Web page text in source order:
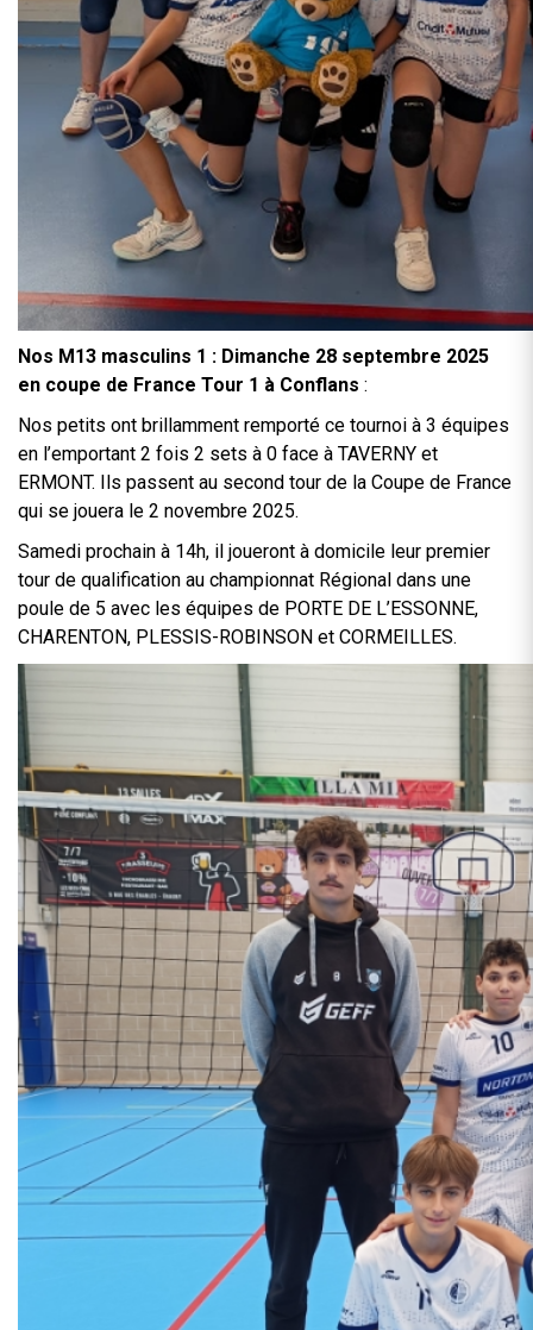
Nos M13 masculins 1 : Dimanche 28 septembre 2025
en coupe de France Tour 1 à Conflans :
Nos petits ont brillamment remporté ce tournoi à 3 équipes
en l’emportant 2 fois 2 sets à 0 face à TAVERNY et
ERMONT. Ils passent au second tour de la Coupe de France
qui se jouera le 2 novembre 2025.
Samedi prochain à 14h, il joueront à domicile leur premier
tour de qualification au championnat Régional dans une
poule de 5 avec les équipes de PORTE DE L’ESSONNE,
CHARENTON, PLESSIS-ROBINSON et CORMEILLES.